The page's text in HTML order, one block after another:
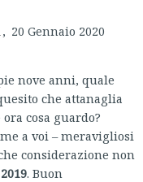
, 20 Gennaio 2020
nove anni, quale
che attanaglia
cosa guardo?
a voi – meravigliosi
considerazione non
. Buon